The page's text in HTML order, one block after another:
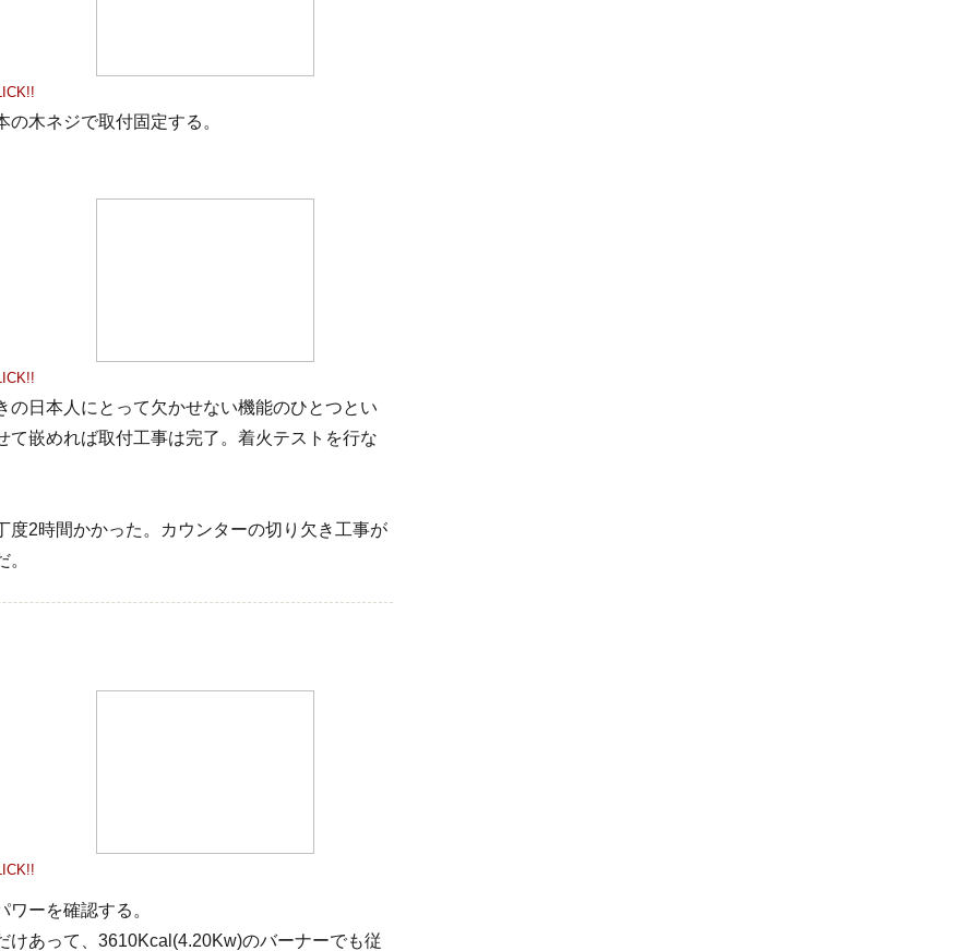
木ネジで取付固定する。
日本人にとって欠かせない機能のひとつとい
て嵌めれば取付工事は完了。着火テストを行な
2時間かかった。カウンターの切り欠き工事が
ーを確認する。
けあって、3610Kcal(4.20Kw)のバーナーでも従